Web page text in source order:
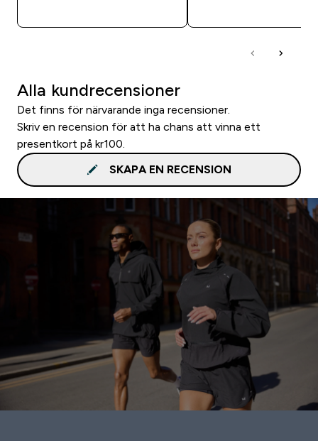
Alla kundrecensioner
Det finns för närvarande inga recensioner.
Skriv en recension för att ha chans att vinna ett
presentkort på kr100.
SKAPA EN RECENSION